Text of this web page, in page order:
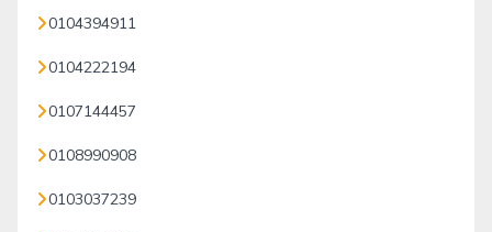
0104394911
0104222194
0107144457
0108990908
0103037239